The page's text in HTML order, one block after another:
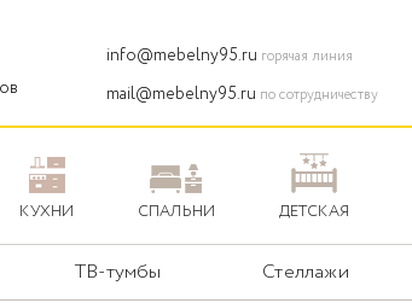
info@mebelny95.ru горячая линия
mail@mebelny95.ru по сотрудничеству
КУХНИ СПАЛЬНИ ДЕТСКАЯ
ТВ-тумбы Стеллажи